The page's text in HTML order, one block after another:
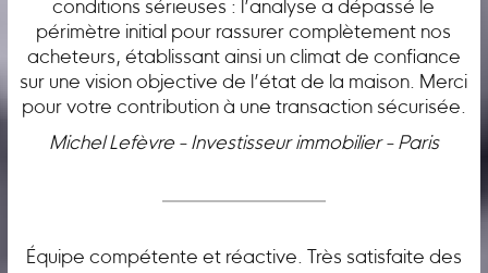
conditions sérieuses : l’analyse a dépassé le
périmètre initial pour rassurer complètement nos
acheteurs, établissant ainsi un climat de confiance
sur une vision objective de l’état de la maison. Merci
pour votre contribution à une transaction sécurisée.
Michel Lefèvre - Investisseur immobilier - Paris
Équipe compétente et réactive. Très satisfaite des